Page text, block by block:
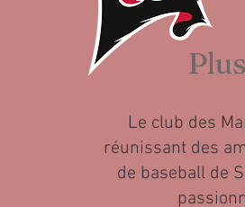
Le club des
réunissant des
de baseball de